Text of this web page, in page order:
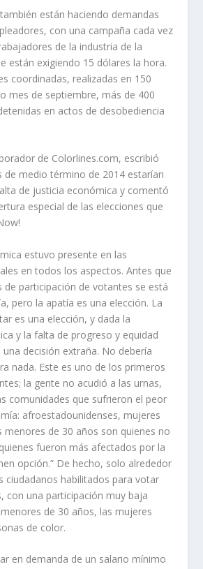
están haciendo demandas
con una campaña cada vez
de la industria de la
están exigiendo 15 dólares la hora.
coordinadas, realizadas en 150
mes de septiembre, más de 400
en actos de desobediencia
de Colorlines.com, escribió
de medio término de 2014 estarían
de justicia económica y comentó
especial de las elecciones que
estuvo presente en las
en todos los aspectos. Antes que
de participación de votantes se está
pero la apatía es una elección. La
es una elección, y dada la
y la falta de progreso y equidad
decisión extraña. No debería
nada. Este es uno de los primeros
la gente no acudió a las urnas,
comunidades que sufrieron el peor
afroestadounidenses, mujeres
menores de 30 años son quienes no
fueron más afectados por la
opción.” De hecho, solo alrededor
ciudadanos habilitados para votar
con una participación muy baja
de 30 años, las mujeres
de color.
en demanda de un salario mínimo